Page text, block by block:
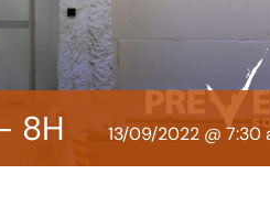
8H 13/09/2022 @ 7:30